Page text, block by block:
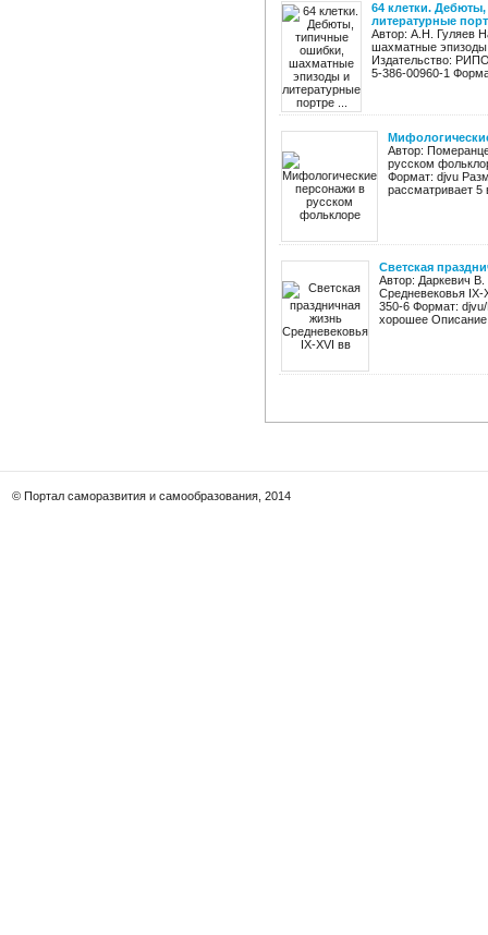
64 клетки.
литературные
Автор: А.Н. Гуляев
шахматные эпизоды
Издательство:
5-386-00960-1
Автор:
русском
Формат: djvu
рассматривает 5
Светская
Автор: Даркевич
Средневековья IX-
350-6 Формат:
хорошее
© Портал саморазвития и самообразования, 2014